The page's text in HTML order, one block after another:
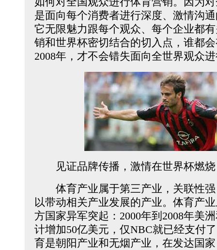
是面向每个消费者进行深度、激情沟
它无限魅力跟每个观众、每个企业都
销和世界杯密切结合的切入点，谁都
2008年，才不会错失面向全世界观众
见证品牌传播，激情在世界杯燃烧
体育产业属于第三产业，关联性强
以带动相关产业发展的产业。体育产
方国家异军突起：2000年到2008年美
计增加50亿美元，仅NBC就已经支付
育是朝阳产业和无烟产业，在发达国